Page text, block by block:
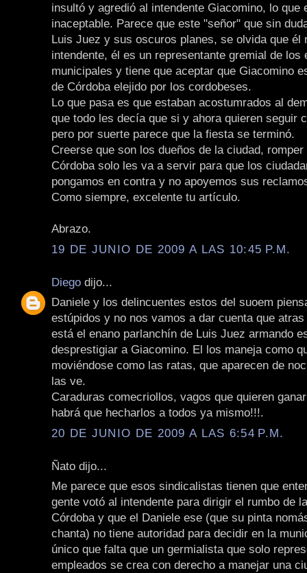
insultó y agredió al intendente Giacomino, lo que
inaceptable. Parece que este "señor" que sin
Luis Juez y sus oscuros planes, se olvida que él
intendente, él es un representante gremial de los
municipales y tiene que aceptar que Giacomino
de Córdoba elejido por los cordobeses.
Lo que pasa es que estaban acostumrados al
que todo les decía que si y ahora quieren seguir
pero por suerte parece que la fiesta se terminó.
Creerse que son los dueños de la ciudad,
Córdoba solo les va a servir para que los
pongamos en contra y no apoyemos sus
Como siempre, excelente tu artículo.
Abrazo.
19 DE JUNIO DE 2009 A LAS 10:45 P.M.
Diego dijo...
Daniele y los delincuentes estos del suoem
estúpidos y no nos vamos a dar cuenta que
está el enano parlanchín de Luis Juez armando
desprestigiar a Giacomino. El los maneja como
moviéndose como las ratas, que aparecen de
las ve.
Caraduras comecriollos, vagos que quieren
habrá que hecharlos a todos ya mismo!!!.
20 DE JUNIO DE 2009 A LAS 6:54 P.M.
Ñato dijo...
Me parece que esos sindicalistas tienen que
gente votó al intendente para dirigir el rumbo de
Córdoba y que el Daniele ese (que su pinta
chanta) no tiene autoridad para decidir en la
único que falta que un germialista que solo
empleados se crea con derecho a manejar una